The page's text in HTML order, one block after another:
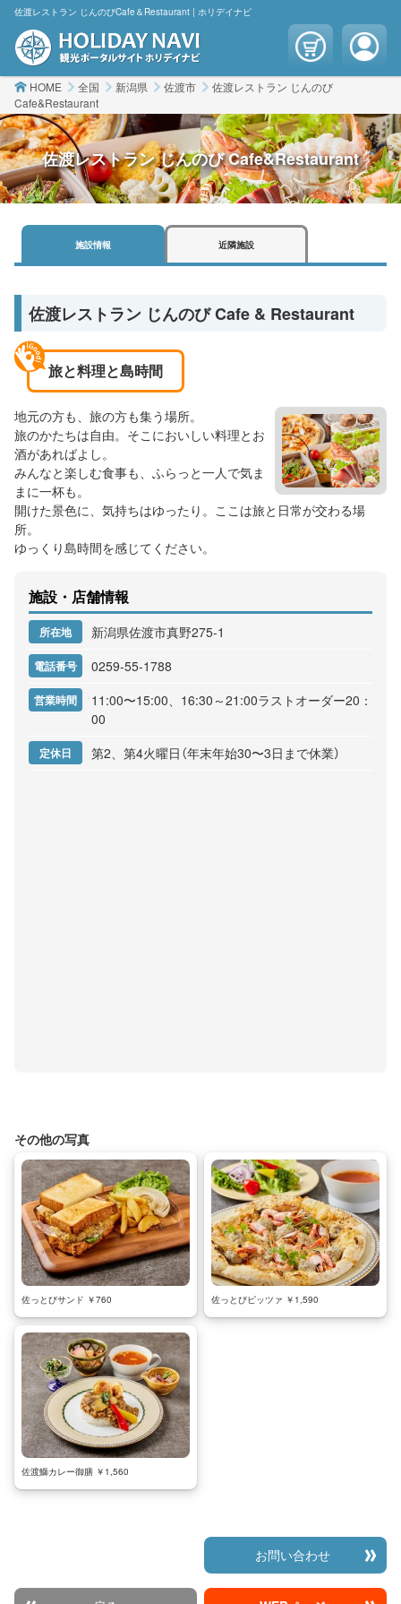
佐渡レストラン じんのびCafe＆Restaurant | ホリデイナビ
HOME 全国 新潟県 佐渡市
佐渡レストラン じんのび
Cafe&Restaurant
佐渡レストラン じんのび Cafe&Restaurant
施設情報 近隣施設
佐渡レストラン じんのび Cafe & Restaurant
旅と料理と島時間
地元の方も、旅の方も集う場所。
旅のかたちは自由。そこにおいしい料理とお
酒があればよし。
みんなと楽しむ食事も、ふらっと一人で気ま
まに一杯も。
開けた景色に、気持ちはゆったり。ここは旅と日常が交わる場
所。
ゆっくり島時間を感じてください。
施設・店舗情報
所在地 新潟県佐渡市真野275-1
電話番号 0259-55-1788
営業時間
11:00〜15:00、16:30～21:00ラストオーダー20：
00
定休日 第2、第4火曜日（年末年始30〜3日まで休業）
その他の写真
佐っとびサンド ￥760 佐っとびピッツァ ￥1,590
佐渡鰤カレー御膳 ￥1,560
お問い合わせ